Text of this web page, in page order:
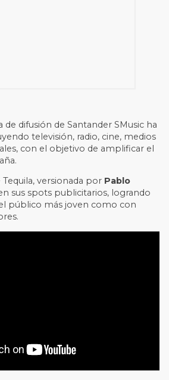
de difusión de Santander SMusic ha
televisión, radio, cine, medios
con el objetivo de amplificar el
Tequila, versionada por Pablo
sus spots publicitarios, logrando
público más joven como con